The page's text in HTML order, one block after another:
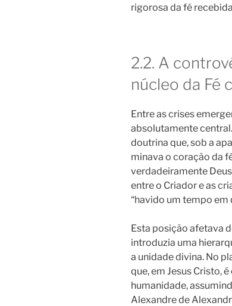
rigorosa da fé
2.2. A
núcleo da Fé
Entre as crises
absolutamente
doutrina que, sob a
minava o coração da
verdadeiramente
entre o Criador e as
“havido um tempo em
Esta posição afetava
introduzia uma
a unidade divina. No
que, em Jesus Cristo,
humanidade,
Alexandre de